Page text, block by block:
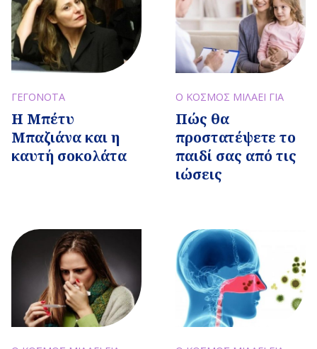
ΓΕΓΟΝΟΤΑ
Η Μπέτυ
Μπαζιάνα και η
καυτή σοκολάτα
Ο ΚΟΣΜΟΣ ΜΙΛΑΕΙ ΓΙΑ
Πώς θα
προστατέψετε το
παιδί σας από τις
ιώσεις